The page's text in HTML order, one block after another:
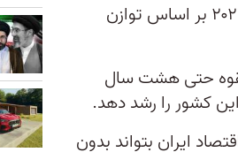
احتمال سوم این است که ایران خواهان توافقی در ژانویه ۲۰۲۱ بر اساس توازن
بالقوه حتی هشت سال
کشور را رشد دهد.
ایران بتواند بدون